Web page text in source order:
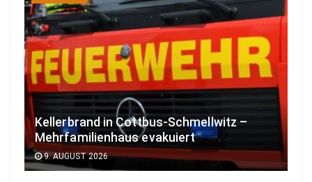
Kellerbrand in Cottbus-Schmellwitz –
Mehrfamilienhaus evakuiert
9. AUGUST 2026